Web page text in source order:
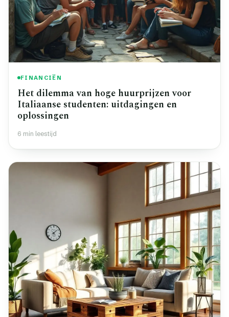
FINANCIËN
Het dilemma van hoge huurprijzen voor
Italiaanse studenten: uitdagingen en
oplossingen
6 min leestijd